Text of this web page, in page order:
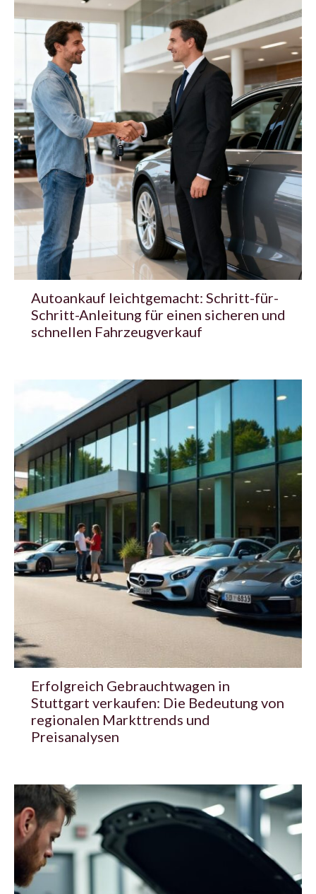
Autoankauf leichtgemacht: Schritt-für-
Schritt-Anleitung für einen sicheren und
schnellen Fahrzeugverkauf
Erfolgreich Gebrauchtwagen in
Stuttgart verkaufen: Die Bedeutung von
regionalen Markttrends und
Preisanalysen